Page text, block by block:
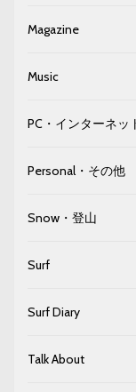
Magazine
Music
PC・インターネッ
Personal・その他
Snow・登山
Surf
Surf Diary
Talk About